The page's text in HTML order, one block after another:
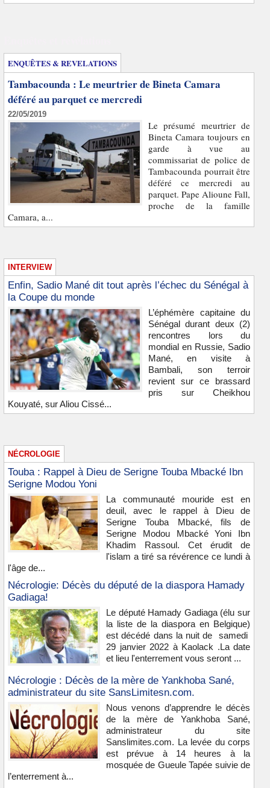
ENQUÊTES & REVELATIONS
Tambacounda : Le meurtrier de Bineta Camara
déféré au parquet ce mercredi
22/05/2019
Le présumé meurtrier de
Bineta Camara toujours en
garde à vue au
commissariat de police de
Tambacounda pourrait être
déféré ce mercredi au
parquet. Pape Alioune Fall,
proche de la famille
Camara, a...
INTERVIEW
Enfin, Sadio Mané dit tout après l’échec du Sénégal à
la Coupe du monde
L’éphémère capitaine du
Sénégal durant deux (2)
rencontres lors du
mondial en Russie, Sadio
Mané, en visite à
Bambali, son terroir
revient sur ce brassard
pris sur Cheikhou
Kouyaté, sur Aliou Cissé...
NÉCROLOGIE
Touba : Rappel à Dieu de Serigne Touba Mbacké Ibn
Serigne Modou Yoni
La communauté mouride est en
deuil, avec le rappel à Dieu de
Serigne Touba Mbacké, fils de
Serigne Modou Mbacké Yoni Ibn
Khadim Rassoul. Cet érudit de
l'islam a tiré sa révérence ce lundi à
l'âge de...
Nécrologie: Décès du député de la diaspora Hamady
Gadiaga!
Le député Hamady Gadiaga (élu sur
la liste de la diaspora en Belgique)
est décédé dans la nuit de samedi
29 janvier 2022 à Kaolack .La date
et lieu l'enterrement vous seront ...
Nécrologie : Décès de la mère de Yankhoba Sané,
administrateur du site SansLimitesn.com.
Nous venons d’apprendre le décès
de la mère de Yankhoba Sané,
administrateur du site
Sanslimites.com. La levée du corps
est prévue à 14 heures à la
mosquée de Gueule Tapée suivie de
l’enterrement à...